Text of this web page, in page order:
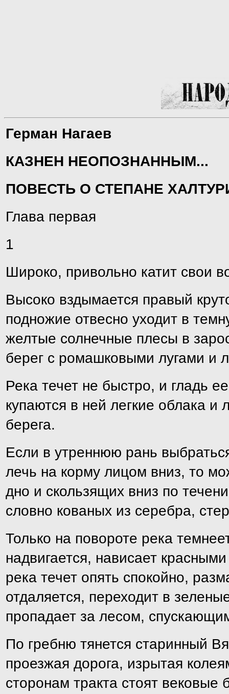
Герман Нагаев
КАЗНЕН НЕОПОЗНАННЫМ...
ПОВЕСТЬ О СТЕПАНЕ
Глава первая
1
Широко, привольно катит свои
Высоко вздымается правый
подножие отвесно уходит в
желтые солнечные плесы в
берег с ромашковыми лугами и
Река течет не быстро, и гладь
купаются в ней легкие облака и
берега.
Если в утреннюю рань
лечь на корму лицом вниз, то
дно и скользящих вниз по
словно кованых из серебра,
Только на повороте река
надвигается, нависает
река течет опять спокойно,
отдаляется, переходит в
пропадает за лесом,
По гребню тянется старинный
проезжая дорога, изрытая
сторонам тракта стоят